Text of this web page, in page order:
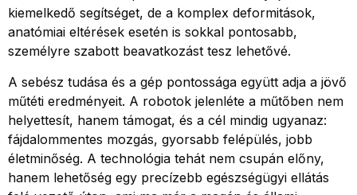
kiemelkedő segítséget, de a komplex deformitások,
anatómiai eltérések esetén is sokkal pontosabb,
személyre szabott beavatkozást tesz lehetővé.
A sebész tudása és a gép pontossága együtt adja a jövő
műtéti eredményeit. A robotok jelenléte a műtőben nem
helyettesít, hanem támogat, és a cél mindig ugyanaz:
fájdalommentes mozgás, gyorsabb felépülés, jobb
életminőség. A technológia tehát nem csupán előny,
hanem lehetőség egy precízebb egészségügyi ellátás